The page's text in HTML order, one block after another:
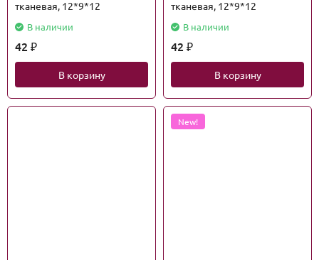
тканевая, 12*9*12
В наличии
42 ₽
В корзину
тканевая, 12*9*12
В наличии
42 ₽
В корзину
New!